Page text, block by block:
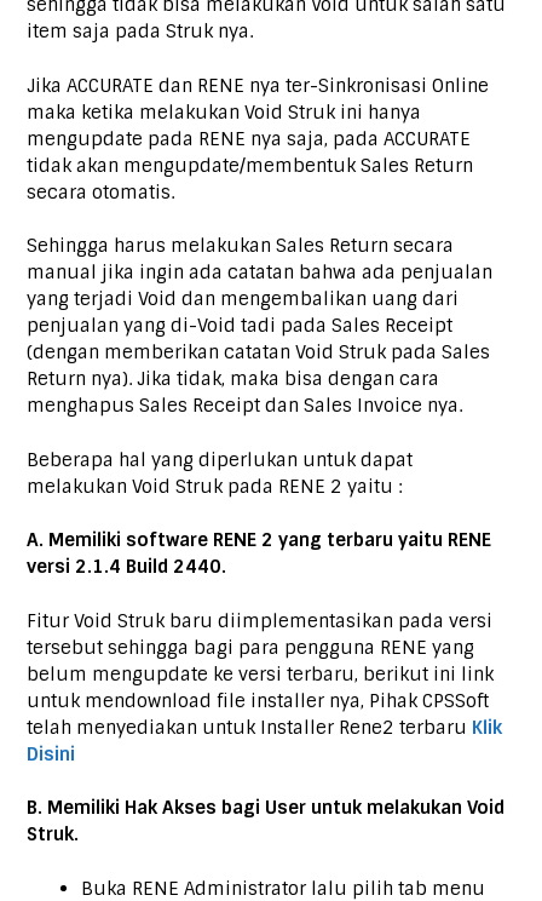
sehingga tidak bisa melakukan Void untuk salah satu
item saja pada Struk nya.
Jika ACCURATE dan RENE nya ter-Sinkronisasi Online
maka ketika melakukan Void Struk ini hanya
mengupdate pada RENE nya saja, pada ACCURATE
tidak akan mengupdate/membentuk Sales Return
secara otomatis.
Sehingga harus melakukan Sales Return secara
manual jika ingin ada catatan bahwa ada penjualan
yang terjadi Void dan mengembalikan uang dari
penjualan yang di-Void tadi pada Sales Receipt
(dengan memberikan catatan Void Struk pada Sales
Return nya). Jika tidak, maka bisa dengan cara
menghapus Sales Receipt dan Sales Invoice nya.
Beberapa hal yang diperlukan untuk dapat
melakukan Void Struk pada RENE 2 yaitu :
A. Memiliki software RENE 2 yang terbaru yaitu RENE
versi 2.1.4 Build 2440.
Fitur Void Struk baru diimplementasikan pada versi
tersebut sehingga bagi para pengguna RENE yang
belum mengupdate ke versi terbaru, berikut ini link
untuk mendownload file installer nya, Pihak CPSSoft
telah menyediakan untuk Installer Rene2 terbaru Klik
Disini
B. Memiliki Hak Akses bagi User untuk melakukan Void
Struk.
Buka RENE Administrator lalu pilih tab menu